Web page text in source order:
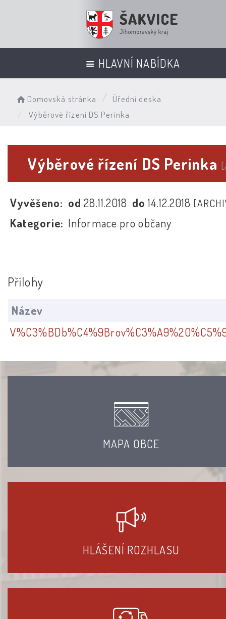
HLAVNÍ NABÍDKA
Domovská stránka
Úřední deska
Výběrové řízení DS Perinka
Výběrové řízení DS Perinka
Vyvěšeno: od28.11.2018 do14.12.2018
Kategorie: Informace pro občany
Přílohy
Název
MAPA OBCE
HLÁŠENÍ ROZHLASU